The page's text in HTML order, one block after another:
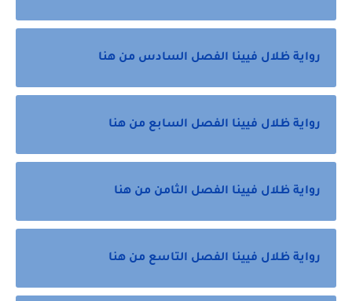
رواية ظلال فيينا الفصل السادس من هنا
رواية ظلال فيينا الفصل السابع من هنا
رواية ظلال فيينا الفصل الثامن من هنا
رواية ظلال فيينا الفصل التاسع من هنا